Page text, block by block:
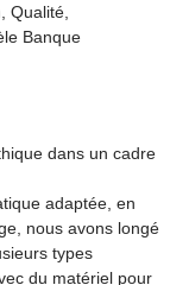
Qualité,
Banque
dans un cadre
adaptée, en
nous avons longé
types
du matériel pour